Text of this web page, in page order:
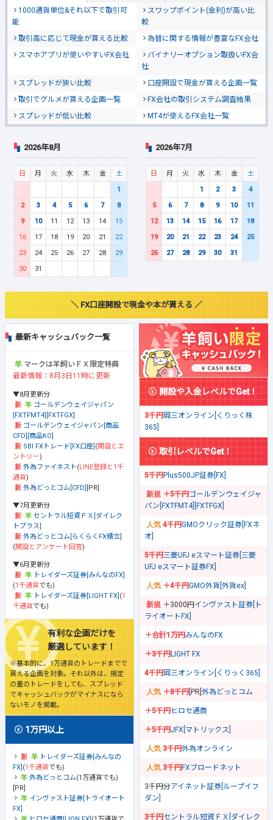
1000通貨単位&それ以下で取引可
能
スワップポイント(金利)が高い比
較
取引高に応じて現金が貰える比較
為替に関する情報が豊富なFX会社
スマホアプリが使いやすいFX会社
バイナリーオプション取扱いFX会
社
スプレッドが狭い比較
口座開設で現金が貰える企画一覧
取引でグルメが貰える企画一覧
FX会社の取引システム調査結果
スプレッドが低い比較
MT4が使えるFX会社一覧
2026年8月
日 月 火 水 木 金
土
1
2
3 4 5 6 7
8
9
10 11 12 13 14
15
16
17 18 19 20 21
22
23
24 25 26 27 28
29
30
31
2026年7月
日 月 火 水 木 金
土
1
2 3
4
5
6 7 8 9 10
11
12
13 14 15 16 17
18
19
20 21 22 23 24
25
26
27 28 29 30 31
＼ FX口座開設で現金や本が貰える ／
最新キャッシュバック一覧
マークは羊飼いＦＸ限定特典
最新情報：8月3日11時に更新
▼8月更新分
ゴールデンウェイジャパン
[FXTFMT4][FXTFGX]
ゴールデンウェイジャパン[商品
CFD][商品KO]
SBI FXトレード[FX口座] (開設とエ
ントリー)
外為ファイネスト(LINE登録と1千
通貨)
外為どっとコム[CFD] [PR]
▼7月更新分
セントラル短資ＦＸ[ダイレク
トプラス]
外為どっとコム[らくらくFX積立]
(開設とアンケート回答)
▼6月更新分
トレイダーズ証券[みんなのFX]
(1千通貨でも)
トレイダーズ証券[LIGHT FX] (1
千通貨でも)
有利な企画だけを
厳選しています！
※基本的に、1万通貨のトレードまでで
貰える企画を対象。それ以外は、規定
の量のトレードをしても、スプレッド
でキャッシュバックがマイナスになら
ないモノを掲載。
1万円以上
トレイダーズ証券[みんなの
FX] (1千通貨でも)
外為どっとコム(1万通貨でも)
[PR]
インヴァスト証券[トライオート
FX]
開設や入金レベルでGet！
3千円岡三オンライン[くりっく株
365]
取引レベルでGet！
5千円Plus500JP証券[FX]
＋5千円ゴールデンウェイジャ
パン[FXTFMT4][FXTFGX]
4千円GMOクリック証券[FXネ
オ]
5千円三菱UFJ eスマート証券[三菱
UFJ eスマート証券FX]
＋4千円GMO外貨[外貨ex]
＋3000円 インヴァスト証券[ト
ライオートFX]
＋合計1万円みんなのFX
＋3千円LIGHT FX
4千円岡三オンライン[くりっく365]
＋8千円 [PR] 外為どっとコム
＋5千円ヒロセ通商
＋5千円JFX[マトリックス]
3千円外為オンライン
3千円FXブロードネット
3千円分アイネット証券[ループイフ
ダン]
3千円セントラル短資ＦＸ[ダイレク